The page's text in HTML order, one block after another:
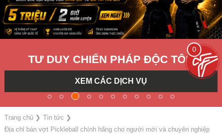
0
TƯ DUY CHIẾN PHÁP ĐỘC TÔN
XEM CÁC DỊCH VỤ
Trang chủ❯ Tin tức ❯
Địa chỉ bán vợt Pickleball chính hãng cho người mới và chuyên nghiệp